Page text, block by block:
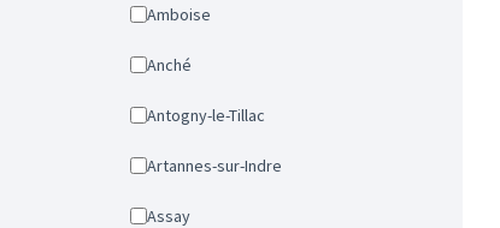
Amboise
Anché
Antogny-le-Tillac
Artannes-sur-Indre
Assay